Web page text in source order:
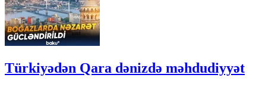
Türkiyədən Qara dənizdə məhdudiyyət